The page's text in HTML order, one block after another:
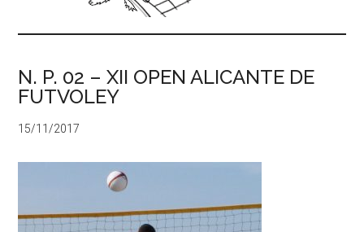
N. P. 02 – XII OPEN ALICANTE DE
FUTVOLEY
15/11/2017